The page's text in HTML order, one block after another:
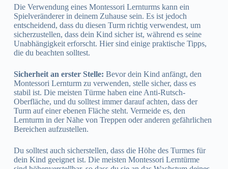
Die Verwendung eines Montessori Lernturms kann ein
Spielveränderer in deinem Zuhause sein. Es ist jedoch
entscheidend, dass du diesen Turm richtig verwendest, um
sicherzustellen, dass dein Kind sicher ist, während es seine
Unabhängigkeit erforscht. Hier sind einige praktische Tipps,
die du beachten solltest.
Sicherheit an erster Stelle: Bevor dein Kind anfängt, den
Montessori Lernturm zu verwenden, stelle sicher, dass es
stabil ist. Die meisten Türme haben eine Anti-Rutsch-
Oberfläche, und du solltest immer darauf achten, dass der
Turm auf einer ebenen Fläche steht. Vermeide es, den
Lernturm in der Nähe von Treppen oder anderen gefährlichen
Bereichen aufzustellen.
Du solltest auch sicherstellen, dass die Höhe des Turmes für
dein Kind geeignet ist. Die meisten Montessori Lerntürme